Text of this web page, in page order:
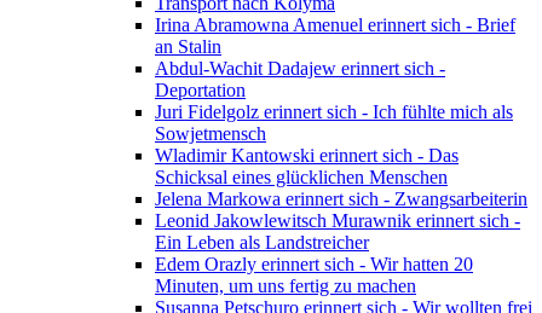
Irina Abramowna Amenuel erinnert sich - Brief
an Stalin
Abdul-Wachit Dadajew erinnert sich -
Deportation
Juri Fidelgolz erinnert sich - Ich fühlte mich als
Sowjetmensch
Wladimir Kantowski erinnert sich - Das
Schicksal eines glücklichen Menschen
Jelena Markowa erinnert sich - Zwangsarbeiterin
Leonid Jakowlewitsch Murawnik erinnert sich -
Ein Leben als Landstreicher
Edem Orazly erinnert sich - Wir hatten 20
Minuten, um uns fertig zu machen
Susanna Petschuro erinnert sich - Wir wollten frei